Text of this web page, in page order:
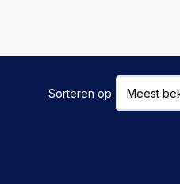
Sorteren op